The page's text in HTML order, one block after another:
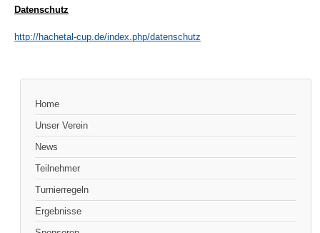
Datenschutz
http://hachetal-cup.de/index.php/datenschutz
Home
Unser Verein
News
Teilnehmer
Turnierregeln
Ergebnisse